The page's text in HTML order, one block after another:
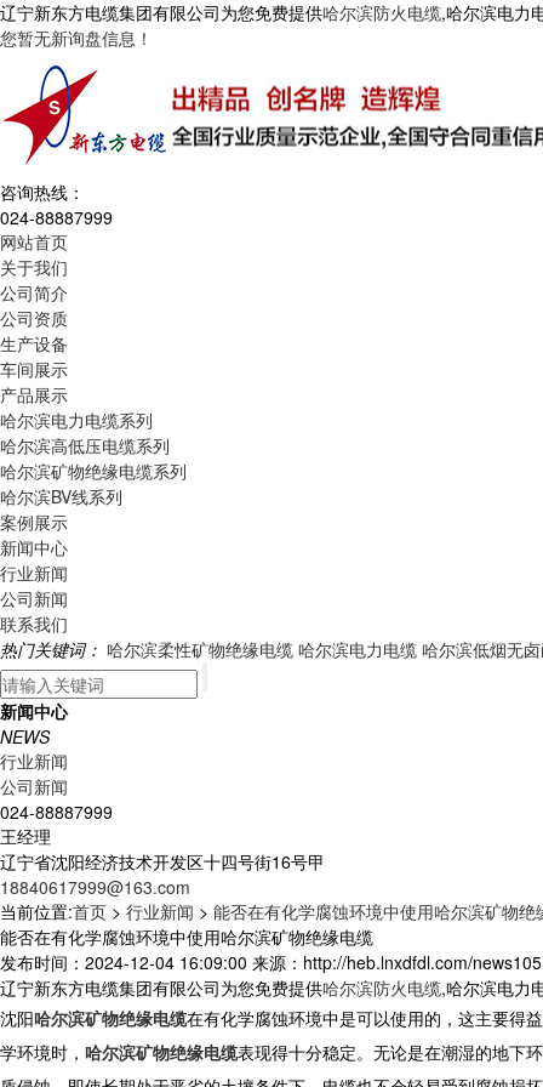
辽宁新东方电缆集团有限公司为您免费提供哈尔滨防火电缆,哈尔滨电力
您暂无新询盘信息！
咨询热线：
024-88887999
网站首页
关于我们
公司简介
公司资质
生产设备
车间展示
产品展示
哈尔滨电力电缆系列
哈尔滨高低压电缆系列
哈尔滨矿物绝缘电缆系列
哈尔滨BV线系列
案例展示
新闻中心
行业新闻
公司新闻
联系我们
热门关键词： 哈尔滨柔性矿物绝缘电缆 哈尔滨电力电缆 哈尔滨低烟无
新闻中心
NEWS
行业新闻
公司新闻
024-88887999
王经理
辽宁省沈阳经济技术开发区十四号街16号甲
18840617999@163.com
当前位置:首页 > 行业新闻 > 能否在有化学腐蚀环境中使用哈尔滨矿物绝
能否在有化学腐蚀环境中使用哈尔滨矿物绝缘电缆
发布时间：2024-12-04 16:09:00 来源：http://heb.lnxdfdl.com/
辽宁新东方电缆集团有限公司为您免费提供哈尔滨防火电缆,哈尔滨电力
沈阳哈尔滨矿物绝缘电缆在有化学腐蚀环境中是可以使用的，这主要得
学环境时， 哈尔滨矿物绝缘电缆表现得十分稳定。无论是在潮湿的地下